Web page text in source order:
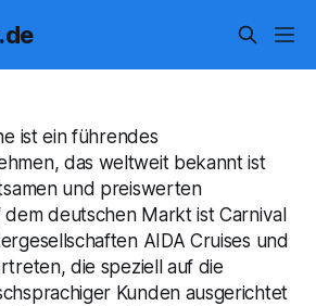
ist ein führendes
das weltweit bekannt ist
und preiswerten
deutschen Markt ist Carnival
AIDA Cruises und
die speziell auf die
Kunden ausgerichtet